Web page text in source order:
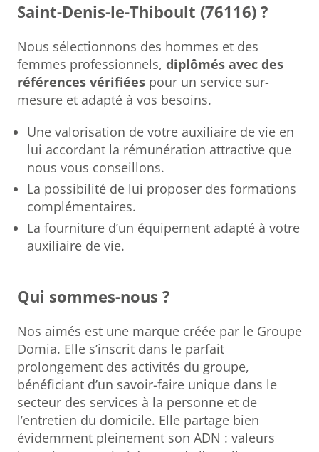
Saint-Denis-le-Thiboult (76116) ?
Nous sélectionnons des hommes et des
femmes professionnels, diplômés avec des
références vérifiéespour un service sur-
mesure et adapté à vos besoins.
Une valorisation de votre auxiliaire de vie en
lui accordant la rémunération attractive que
nous vous conseillons.
La possibilité de lui proposer des formations
complémentaires.
La fourniture d’un équipement adapté à votre
auxiliaire de vie.
Qui sommes-nous ?
Nos aimés est une marque créée par le Groupe
Domia. Elle s’inscrit dans le parfait
prolongement des activités du groupe,
bénéficiant d’un savoir-faire unique dans le
secteur des services à la personne et de
l’entretien du domicile. Elle partage bien
évidemment pleinement son ADN : valeurs